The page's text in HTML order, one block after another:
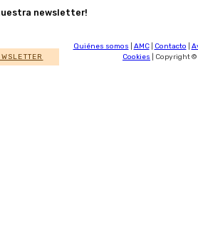
newsletter!
Quiénes somos AMC| Contacto
Cookies | Copyright